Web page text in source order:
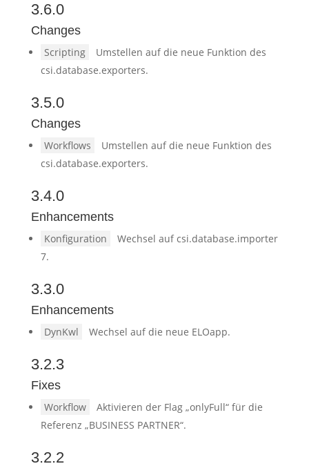
3.6.0
Changes
Scripting
Umstellen auf die neue Funktion des
csi.database.exporters.
3.5.0
Changes
Workflows
Umstellen auf die neue Funktion des
csi.database.exporters.
3.4.0
Enhancements
Konfiguration
Wechsel auf csi.database.importer
7.
3.3.0
Enhancements
DynKwl Wechsel auf die neue ELOapp.
3.2.3
Fixes
Workflow
Aktivieren der Flag „onlyFull“ für die
Referenz „BUSINESS PARTNER“.
3.2.2